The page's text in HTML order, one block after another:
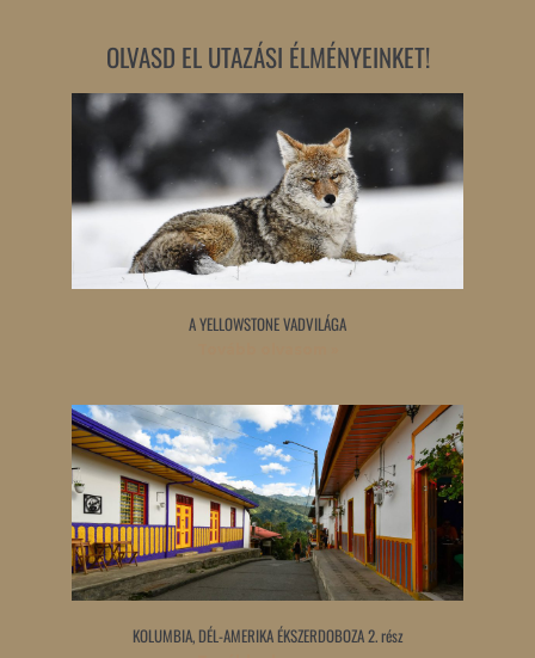
OLVASD EL UTAZÁSI ÉLMÉNYEINKET!
A YELLOWSTONE VADVILÁGA
KOLUMBIA, DÉL-AMERIKA ÉKSZERDOBOZA 2. rész